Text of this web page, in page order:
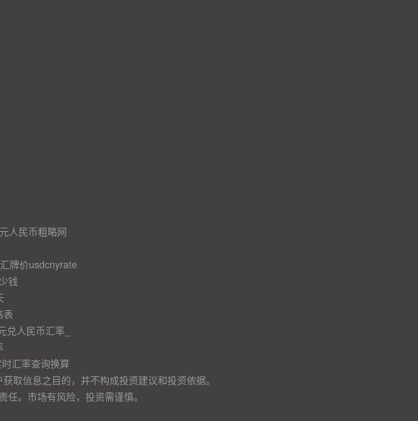
人民币粗略网
牌价usdcnyrate
钱
表
人民币汇率_
汇率查询换算
取信息之目的，并不构成投资建议和投资依据。
。市场有风险，投资需谨慎。